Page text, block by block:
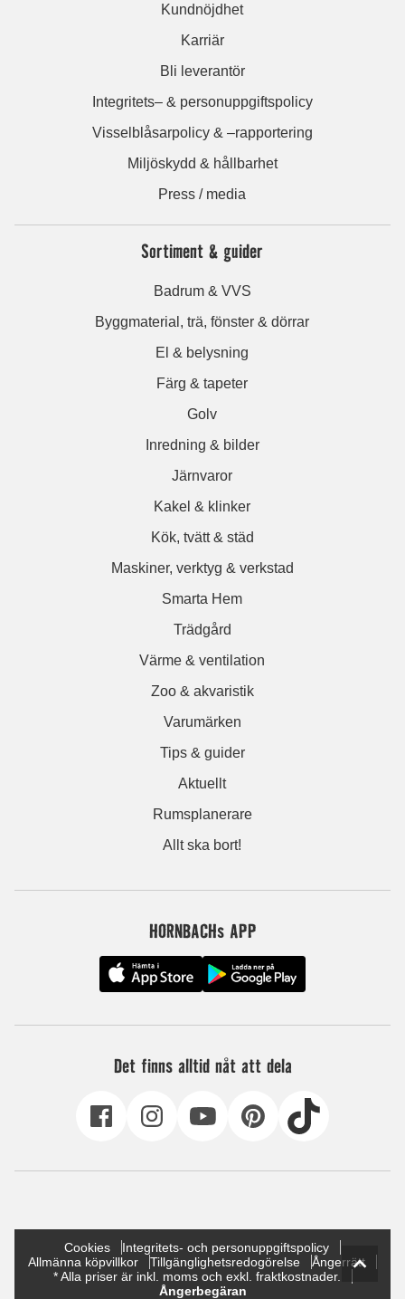
Kundnöjdhet
Karriär
Bli leverantör
Integritets– & personuppgiftspolicy
Visselblåsarpolicy & –rapportering
Miljöskydd & hållbarhet
Press / media
Sortiment & guider
Badrum & VVS
Byggmaterial, trä, fönster & dörrar
El & belysning
Färg & tapeter
Golv
Inredning & bilder
Järnvaror
Kakel & klinker
Kök, tvätt & städ
Maskiner, verktyg & verkstad
Smarta Hem
Trädgård
Värme & ventilation
Zoo & akvaristik
Varumärken
Tips & guider
Aktuellt
Rumsplanerare
Allt ska bort!
HORNBACHs APP
Det finns alltid nåt att dela
Cookies
Integritets- och personuppgiftspolicy
Allmänna köpvillkor
Tillgänglighetsredogörelse
Ångerrätt
* Alla priser är inkl. moms och exkl. fraktkostnader.
Ångerbegäran